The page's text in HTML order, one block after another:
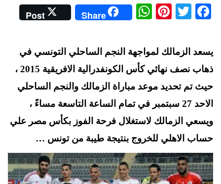
Fa
bo
ok
T
tte
r
Pi
er
es
t
W
ha
A
pp
Share
Post
يسعد الزمالك لمواجهة النجم الساحلي التونسي في
ذهاب نصف نهائي كأس الكونفدرالية الافريقية 2015 ،
حيث تم تحديد موعد مباراة الزمالك والنجم الساحلي
الاحد 27 سبتمبر في تمام الساعة التاسعة مساءً ،
ويسعي الزمالك لاستغلال فرحة الفوز بكأس مصر علي
حساب الاهلي للخروج بنتيجة طيبة من تونس …